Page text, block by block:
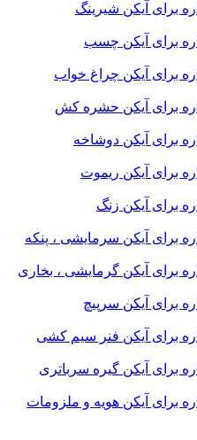
شیرینگ
چسب
چراغ خواب
حشره کش
دوشاخه
ریموت
زنگ
سرمایشی ، پنکه
گرمایشی ، بخاری
سرپیچ
فنر سیم کشی
گیره سرباتری
هویه و ملزومات